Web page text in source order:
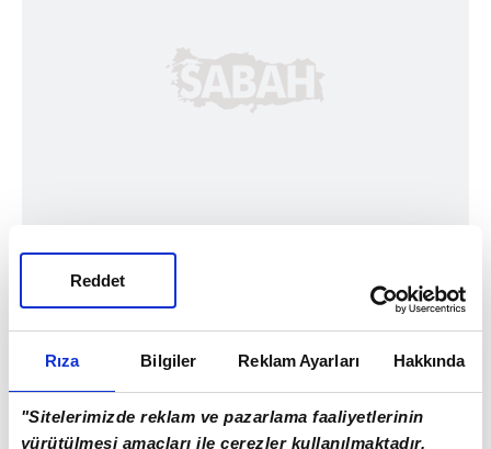
Rıza Bilgiler Reklam Ayarları Hakkında
"Sitelerimizde reklam ve pazarlama faaliyetlerinin
yürütülmesi amaçları ile çerezler kullanılmaktadır.
Reddet